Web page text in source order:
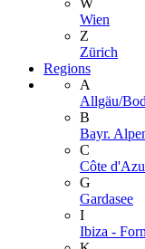
Wien
Z
Zürich
Regions
A
Allgäu/
B
Bayr.
C
Côte
G
Gardasee
I
Ibiza -